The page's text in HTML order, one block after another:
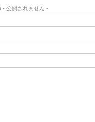
- 公開されません -